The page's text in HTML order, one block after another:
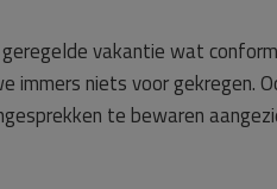
vakantie wat
immers niets voor
te bewaren